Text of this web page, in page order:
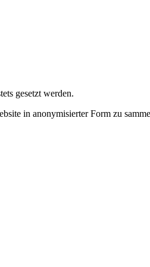
gesetzt werden.
in anonymisierter Form zu